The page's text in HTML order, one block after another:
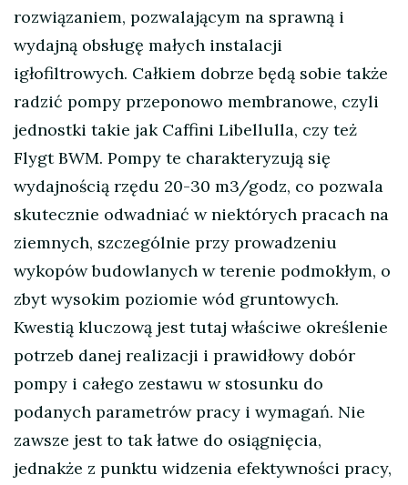
rozwiązaniem, pozwalającym na sprawną i
wydajną obsługę małych instalacji
igłofiltrowych. Całkiem dobrze będą sobie także
radzić pompy przeponowo membranowe, czyli
jednostki takie jak Caffini Libellulla, czy też
Flygt BWM. Pompy te charakteryzują się
wydajnością rzędu 20-30 m3/godz, co pozwala
skutecznie odwadniać w niektórych pracach na
ziemnych, szczególnie przy prowadzeniu
wykopów budowlanych w terenie podmokłym, o
zbyt wysokim poziomie wód gruntowych.
Kwestią kluczową jest tutaj właściwe określenie
potrzeb danej realizacji i prawidłowy dobór
pompy i całego zestawu w stosunku do
podanych parametrów pracy i wymagań. Nie
zawsze jest to tak łatwe do osiągnięcia,
jednakże z punktu widzenia efektywności pracy,